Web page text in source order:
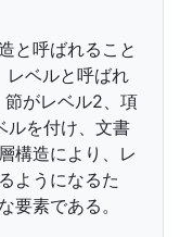
と呼ばれること
レベルと呼ばれ
節がレベル2、項
ルを付け、文書
構造により、レ
ようになるた
要素である。